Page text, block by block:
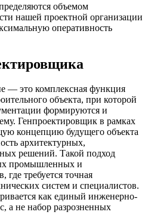
объемом
нашей проектной организации
оперативность
— это комплексная функция
объекта, при которой
формируются и
Генпроектировщик в рамках
концепцию будущего объекта
архитектурных,
решений. Такой подход
промышленных и
где требуется точная
систем и специалистов.
как единый инженерно-
а не набор разрозненных